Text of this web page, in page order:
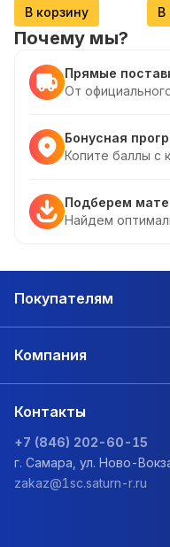
В корзину
В
Почему мы?
Прямые
От
Бонусная
Копите баллы с
Подберем
Найдем
Покупателям
Компания
Контакты
+7 (846) 202-60-15
г. Самара, ул. Ново-
zakaz@1sc.saturn-r.ru